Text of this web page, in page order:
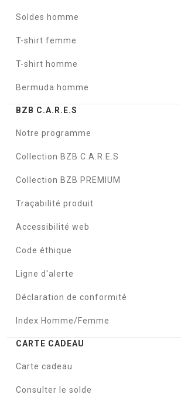
Soldes homme
T-shirt femme
T-shirt homme
Bermuda homme
BZB C.A.R.E.S
Notre programme
Collection BZB C.A.R.E.S
Collection BZB PREMIUM
Traçabilité produit
Accessibilité web
Code éthique
Ligne d'alerte
Déclaration de conformité
Index Homme/Femme
CARTE CADEAU
Carte cadeau
Consulter le solde